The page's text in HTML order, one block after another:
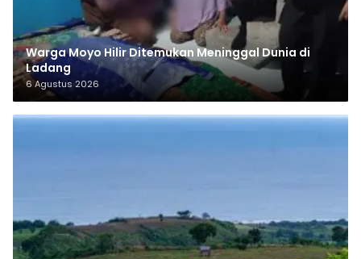
Warga Moyo Hilir Ditemukan Meninggal Dunia di
Ladang
6 Agustus 2026